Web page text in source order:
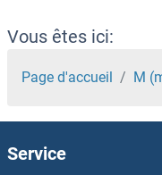
MPHOSPH10 Kits
MPEG1 Kits ELISA
Motilin Kits ELISA
MOSC1 Kits ELISA
Vous êtes ici:
Page d'accueil M
Service